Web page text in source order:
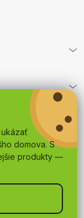
domova. S
produkty —